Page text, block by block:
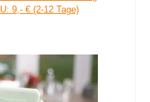
9,- € (2-12 Tage)